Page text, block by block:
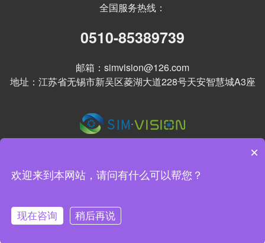
全国服务热线：
0510-85389739
邮箱：simvision@126.com
地址：江苏省无锡市新吴区菱湖大道228号天安智慧城A3座
Copyright (©) 2026 无锡赛默斐视科技有限公司 版权所有
×
欢迎来到本网站，请问有什么可以帮您？
现在咨询 稍后再说